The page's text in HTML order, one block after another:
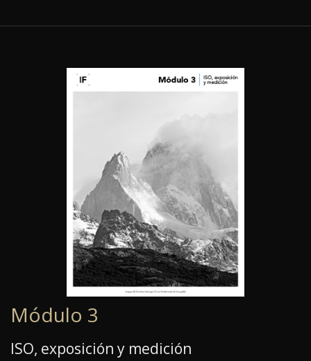
Módulo 3
ISO, exposición y medición